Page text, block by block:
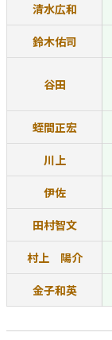
清水広和
鈴木佑司
谷田
蛭間正宏
川上
伊佐
田村智文
村上 陽介
金子和英